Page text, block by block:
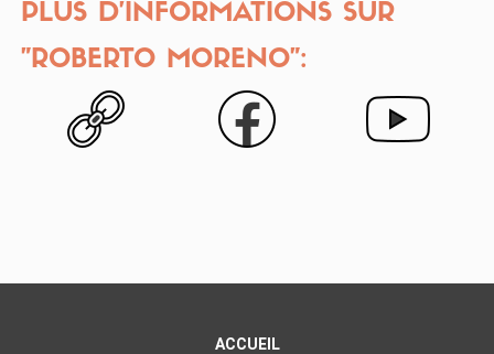
PLUS D'INFORMATIONS SUR
"ROBERTO MORENO":
ACCUEIL